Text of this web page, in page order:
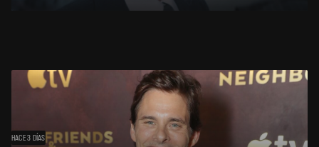
HACE 3 DÍAS